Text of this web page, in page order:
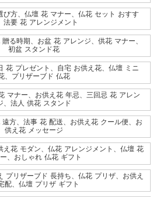
び方、仏壇 花 マナー、仏花 セット おすす
法要 花 アレンジメント
る時期、お盆 花 アレンジ、供花 マナー、
初盆 スタンド花
花 プレゼント、自宅 お供え花、仏壇 ミニ
、プリザーブド 仏花
マナー、お供え花 年忌、三回忌 花 アレン
、法人 供花 スタンド
方、法事 花 配送、お供え花 クール便、お
供え花 メッセージ
え花 モダン、仏花 アレンジメント、仏壇 花
、おしゃれ 仏花 ギフト
プリザーブド 長持ち、仏花 プリザ、お供え
配、仏壇 プリザ ギフト